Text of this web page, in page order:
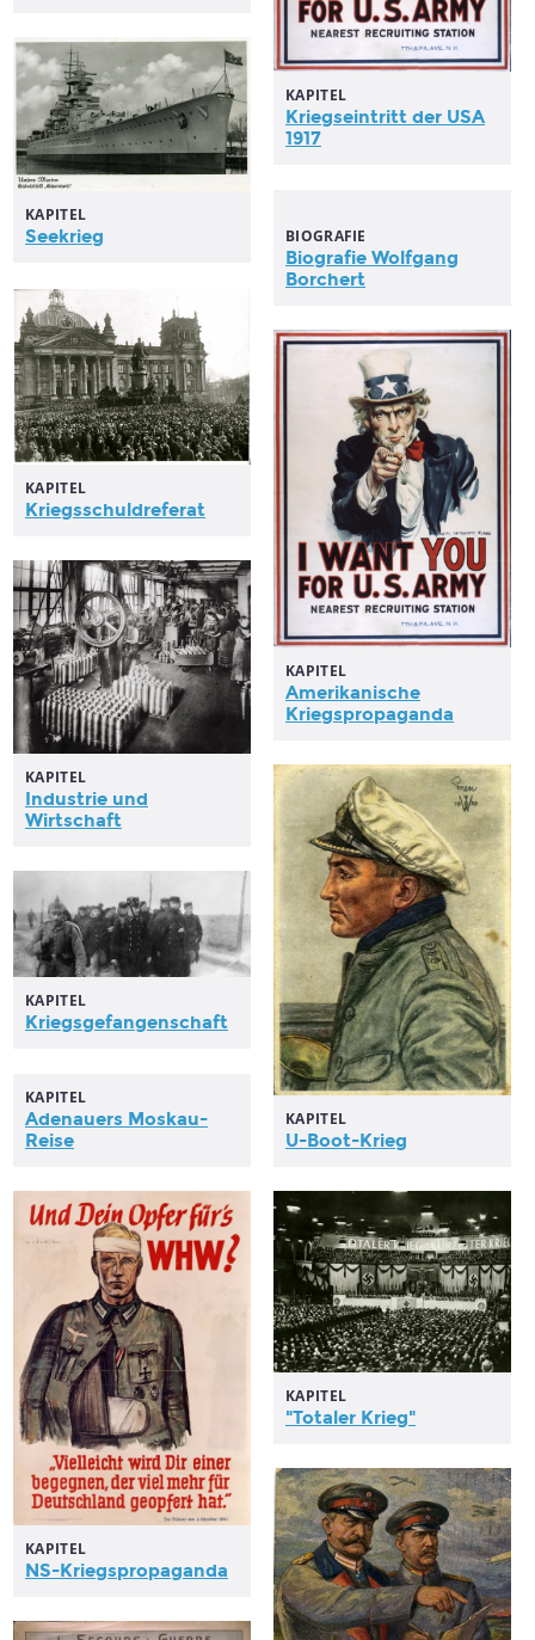
KAPITEL
Kriegseintritt der USA
1917
KAPITEL
Seekrieg BIOGRAFIE
Biografie Wolfgang
Borchert
KAPITEL
Kriegsschuldreferat
KAPITEL
Amerikanische
Kriegspropaganda
KAPITEL
Industrie und
Wirtschaft
KAPITEL
U-Boot-Krieg
KAPITEL
Kriegsgefangenschaft
KAPITEL
Adenauers Moskau-
Reise
KAPITEL
NS-Kriegspropaganda
KAPITEL
"Totaler Krieg"